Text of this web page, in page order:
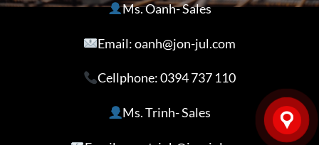
Ms. Oanh- Sales
Email: oanh@jon-jul.com
Cellphone:0394 737 110
Ms. Trinh- Sales